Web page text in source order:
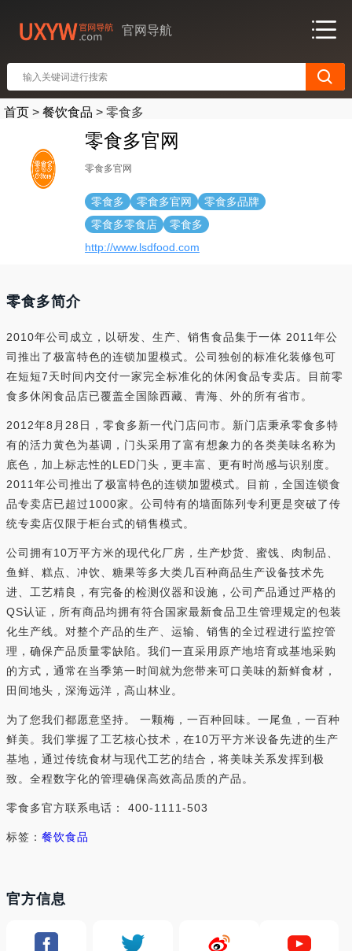
官网导航
首页 > 餐饮食品 > 零食多
零食多官网
零食多官网
零食多 零食多官网
零食多品牌
零食多零食店
零食多
http://www.lsdfood.com
零食多简介
2010年公司成立，以研发、生产、销售食品集于一体 2011年公
司推出了极富特色的连锁加盟模式。公司独创的标准化装修包可
在短短7天时间内交付一家完全标准化的休闲食品专卖店。目前零
食多休闲食品店已覆盖全国除西藏、青海、外的所有省市。
2012年8月28日，零食多新一代门店问市。新门店秉承零食多特
有的活力黄色为基调，门头采用了富有想象力的各类美味名称为
底色，加上标志性的LED门头，更丰富、更有时尚感与识别度。
2011年公司推出了极富特色的连锁加盟模式。目前，全国连锁食
品专卖店已超过1000家。公司特有的墙面陈列专利更是突破了传
统专卖店仅限于柜台式的销售模式。
公司拥有10万平方米的现代化厂房，生产炒货、蜜饯、肉制品、
鱼鲜、糕点、冲饮、糖果等多大类几百种商品生产设备技术先
进、工艺精良，有完备的检测仪器和设施，公司产品通过严格的
QS认证，所有商品均拥有符合国家最新食品卫生管理规定的包装
化生产线。对整个产品的生产、运输、销售的全过程进行监控管
理，确保产品质量零缺陷。我们一直采用原产地培育或基地采购
的方式，通常在当季第一时间就为您带来可口美味的新鲜食材，
田间地头，深海远洋，高山林业。
为了您我们都愿意坚持。 一颗梅，一百种回味。一尾鱼，一百种
鲜美。我们掌握了工艺核心技术，在10万平方米设备先进的生产
基地，通过传统食材与现代工艺的结合，将美味关系发挥到极
致。全程数字化的管理确保高效高品质的产品。
零食多官方联系电话： 400-1111-503
标签： 餐饮食品
官方信息